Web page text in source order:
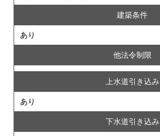
建築条件
あり
他法令制限
上水道引き込み
あり
下水道引き込み